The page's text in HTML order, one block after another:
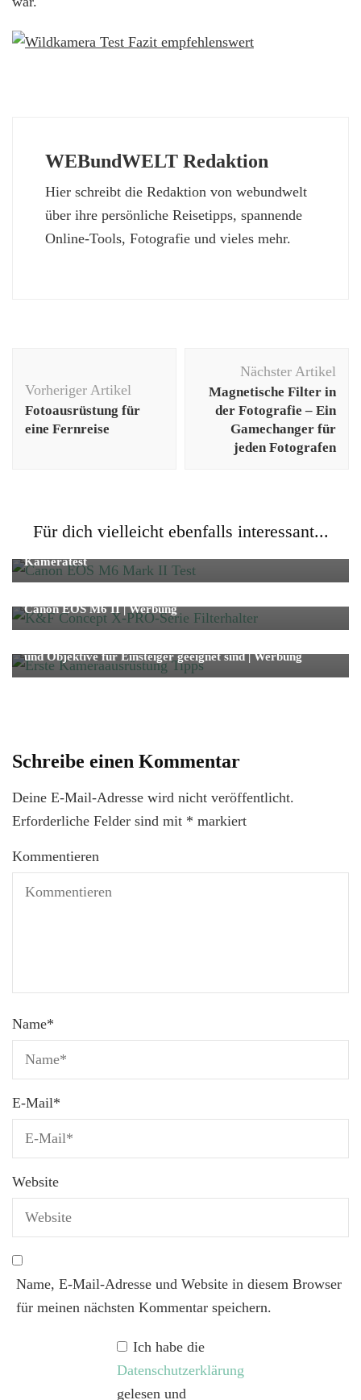
WEBundWELT Redaktion
Hier schreibt die Redaktion von webundwelt
über ihre persönliche Reisetipps, spannende
Online-Tools, Fotografie und vieles mehr.
Vorheriger Artikel
Fotoausrüstung für
eine Fernreise
Nächster Artikel
Magnetische Filter in
der Fotografie – Ein
Gamechanger für
jeden Fotografen
Für dich vielleicht ebenfalls interessant...
Fotografie
Kameratest
Fotografie
Canon EOS M6 II | Werbung
Fotografie
und Objektive für Einsteiger geeignet sind | Werbung
Schreibe einen Kommentar
Deine E-Mail-Adresse wird nicht veröffentlicht.
Erforderliche Felder sind mit * markiert
Kommentieren
Name*
E-Mail*
Website
Name, E-Mail-Adresse und Website in diesem Browser
für meinen nächsten Kommentar speichern.
Ich habe die
Datenschutzerklärung
gelesen und